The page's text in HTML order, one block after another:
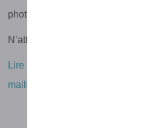
photo.
N’attendez plus et testez
Lire la suite sur l’Intelligence
mailing